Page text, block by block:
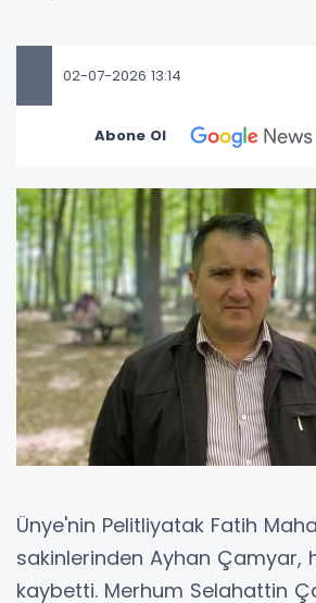
02-07-2026 13:14
Abone Ol
Ünye'nin Pelitliyatak Fatih
sakinlerinden Ayhan Çamyar,
kaybetti. Merhum Selahattin